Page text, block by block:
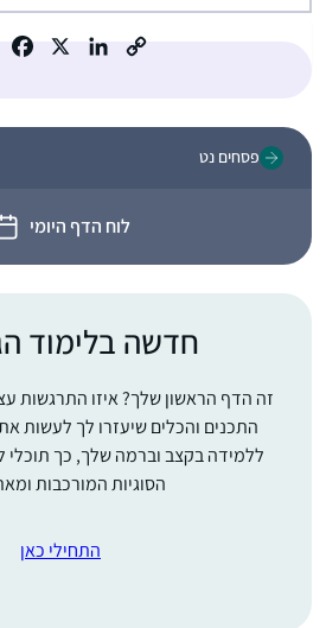
פסחים נט
לוח הדף היומי
חדשה בלימוד
זה הדף הראשון שלך? איזו התרגשות
התכנים והכלים שיעזרו לך לעשות
ללמידה בקצב וברמה שלך, כך תוכלי
הסוגיות המורכבות
התחילי כאןבסוף הסבב הקודם ראיתי